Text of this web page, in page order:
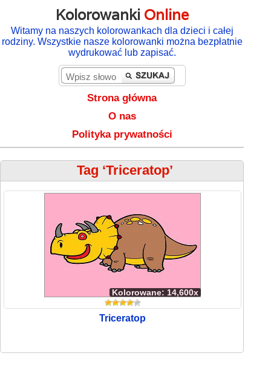
Kolorowanki Online
Witamy na naszych kolorowankach dla dzieci i całej
rodziny. Wszystkie nasze kolorowanki można bezpłatnie
wydrukować lub zapisać.
Strona główna
O nas
Polityka prywatności
Tag ‘Triceratop’
Kolorowane: 14,600x
Triceratop